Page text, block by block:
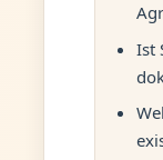
Ist